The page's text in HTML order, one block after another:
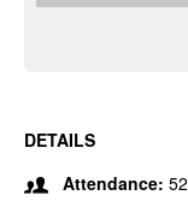
DETAILS
Attendance: 52